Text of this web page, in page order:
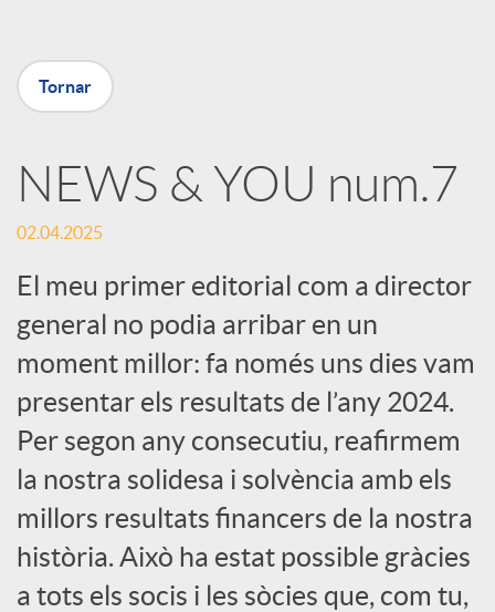
t
i
r
a
X
a
r
x
Tornar
NEWS & YOU num.7
02.04.2025
El meu primer editorial com a director
general no podia arribar en un
moment millor: fa només uns dies vam
presentar els resultats de l’any 2024.
Per segon any consecutiu, reafirmem
la nostra solidesa i solvència amb els
millors resultats financers de la nostra
història. Això ha estat possible gràcies
a tots els socis i les sòcies que, com tu,